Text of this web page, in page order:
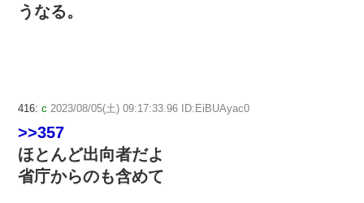
うなる。
416: c 2023/08/05(土) 09:17:33.96 ID:EiBUAyac0
>>357
ほとんど出向者だよ
省庁からのも含めて